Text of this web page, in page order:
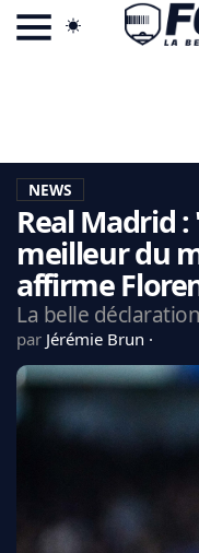
LA CHARTE
VIE PRIVÉE
CGU
CONTACTEZ-NOUS
CDM 2026
MANCHESTER UNITED
NEWS
Real Madrid
meilleur du
affirme
La belle
par Jérémie Brun